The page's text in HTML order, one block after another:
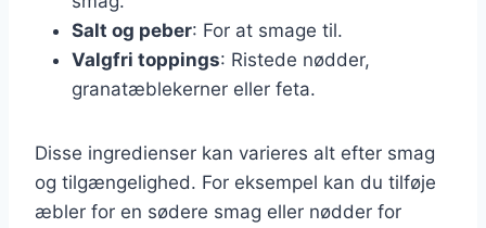
Salt og peber: For at smage til.
Valgfri toppings: Ristede nødder,
granatæblekerner eller feta.
Disse ingredienser kan varieres alt efter smag
og tilgængelighed. For eksempel kan du tilføje
æbler for en sødere smag eller nødder for